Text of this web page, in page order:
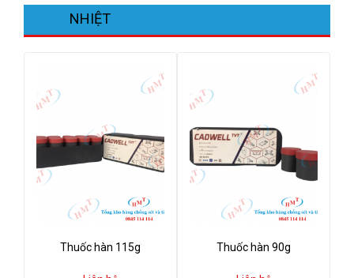
NHIỆT
Thuốc hàn 115g Thuốc hàn 90g